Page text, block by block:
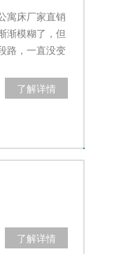
寓床厂家直销
渐模糊了，但
路，一直没变
了解详情
了解详情